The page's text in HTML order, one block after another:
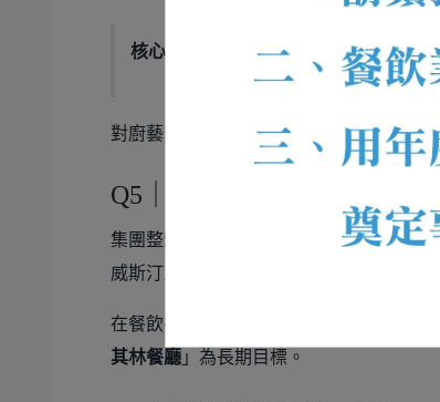
核心觀點： 與其擔心漲價會不會嚇跑
對廚藝部門而言，責任就是持續創造「讓
Q5｜台灣市場與威斯汀的下
集團整體目標是在2025年達到 750家酒店與
威斯汀正是其中的指標性飯店之一。
在餐飲布局上，團隊計畫以兩年時間打造
其林餐廳 」為長期目標。